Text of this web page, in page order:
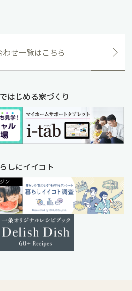
わせ一覧はこちら
はじめる家づくり
しにイイコト